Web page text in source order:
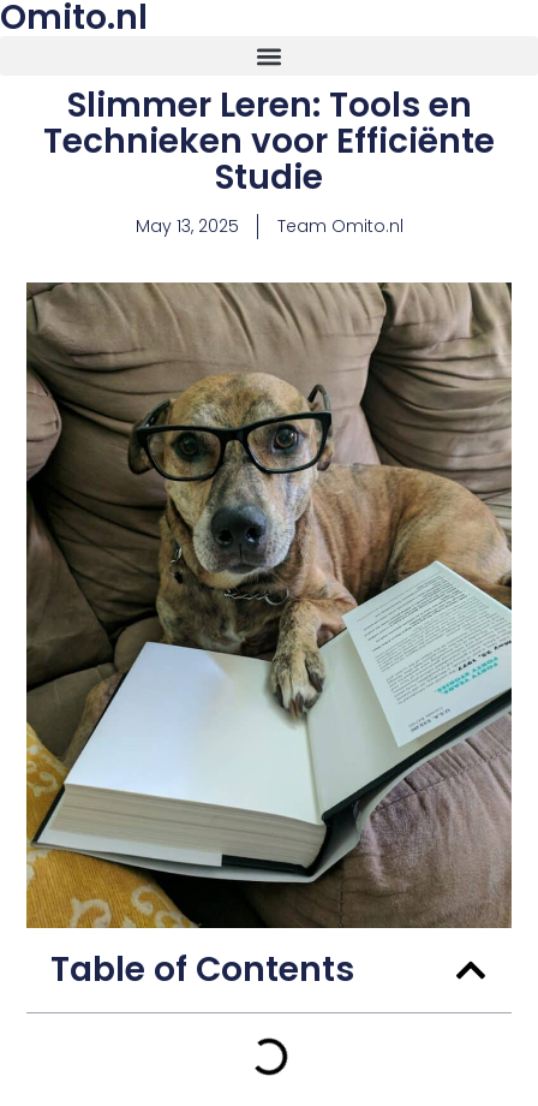
Omito.nl
Slimmer Leren: Tools en
Technieken voor Efficiënte
Studie
May 13, 2025 Team Omito.nl
Table of Contents